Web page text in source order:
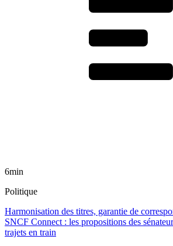
6min
Politique
Harmonisation des titres, garantie de
SNCF Connect : les propositions des
trajets en train